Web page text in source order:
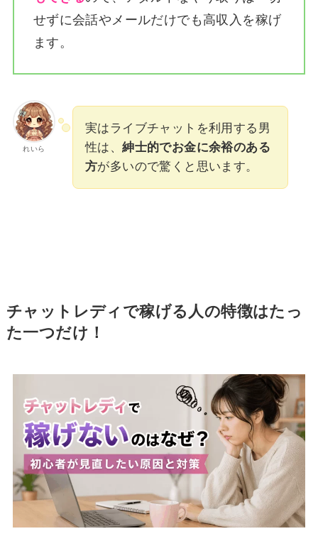
せずに会話やメールだけでも高収入を稼げ
ます。
れいら
実はライブチャットを利用する男
性は、紳士的でお金に余裕のある
方が多いので驚くと思います。
チャットレディで稼げる人の特徴はたっ
た一つだけ！